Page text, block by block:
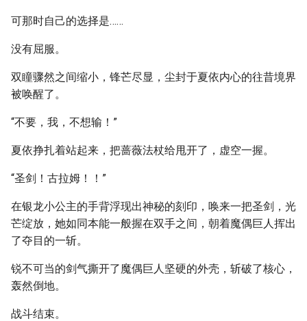
可那时自己的选择是……
没有屈服。
双瞳骤然之间缩小，锋芒尽显，尘封于夏依内心的往昔境界
被唤醒了。
“不要，我，不想输！”
夏依挣扎着站起来，把蔷薇法杖给甩开了，虚空一握。
“圣剑！古拉姆！！”
在银龙小公主的手背浮现出神秘的刻印，唤来一把圣剑，光
芒绽放，她如同本能一般握在双手之间，朝着魔偶巨人挥出
了夺目的一斩。
锐不可当的剑气撕开了魔偶巨人坚硬的外壳，斩破了核心，
轰然倒地。
战斗结束。